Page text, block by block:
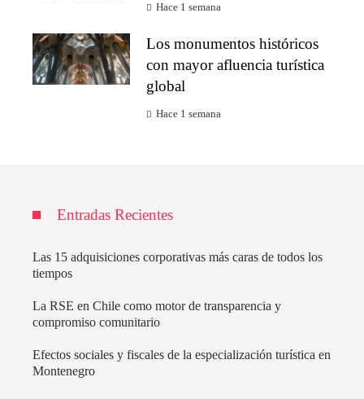
Hace 1 semana
Los monumentos históricos
con mayor afluencia turística
global
Hace 1 semana
Entradas Recientes
Las 15 adquisiciones corporativas más caras de todos los
tiempos
La RSE en Chile como motor de transparencia y
compromiso comunitario
Efectos sociales y fiscales de la especialización turística en
Montenegro